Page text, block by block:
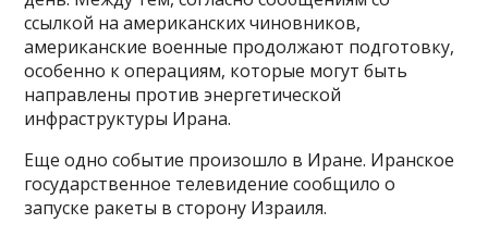
ссылкой на американских чиновников,
американские военные продолжают подготовку,
особенно к операциям, которые могут быть
направлены против энергетической
инфраструктуры Ирана.
Еще одно событие произошло в Иране. Иранское
государственное телевидение сообщило о
запуске ракеты в сторону Израиля.